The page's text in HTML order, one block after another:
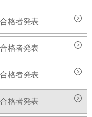
格者発表
格者発表
格者発表
格者発表